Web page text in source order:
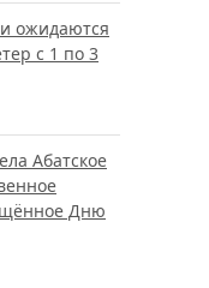
ожидаются
с 1 по 3
Абатское
Дню